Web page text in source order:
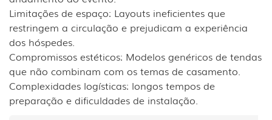
Limitações de espaço: Layouts ineficientes que
restringem a circulação e prejudicam a experiência
dos hóspedes.
Compromissos estéticos: Modelos genéricos de tendas
que não combinam com os temas de casamento.
Complexidades logísticas: longos tempos de
preparação e dificuldades de instalação.